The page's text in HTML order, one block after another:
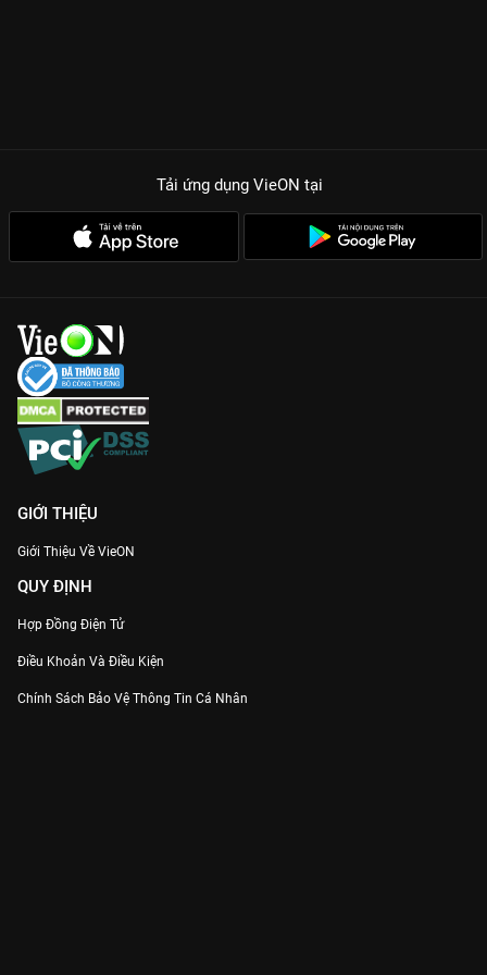
Tải ứng dụng VieON tại
GIỚI THIỆU
Giới Thiệu Về VieON
QUY ĐỊNH
Hợp Đồng Điện Tử
Điều Khoản Và Điều Kiện
Chính Sách Bảo Vệ Thông Tin Cá Nhân